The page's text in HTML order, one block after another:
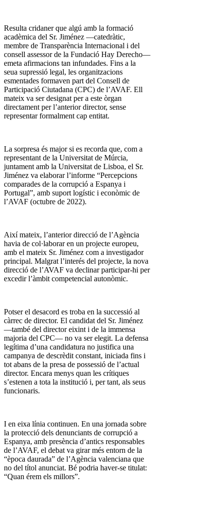
Resulta cridaner que algú amb la formació
acadèmica del Sr. Jiménez —catedràtic,
membre de Transparència Internacional i del
consell assessor de la Fundació Hay Derecho—
emeta afirmacions tan infundades. Fins a la
seua supressió legal, les organitzacions
esmentades formaven part del Consell de
Participació Ciutadana (CPC) de l’AVAF. Ell
mateix va ser designat per a este òrgan
directament per l’anterior director, sense
representar formalment cap entitat.
La sorpresa és major si es recorda que, com a
representant de la Universitat de Múrcia,
juntament amb la Universitat de Lisboa, el Sr.
Jiménez va elaborar l’informe “Percepcions
comparades de la corrupció a Espanya i
Portugal”, amb suport logístic i econòmic de
l’AVAF (octubre de 2022).
Així mateix, l’anterior direcció de l’Agència
havia de col·laborar en un projecte europeu,
amb el mateix Sr. Jiménez com a investigador
principal. Malgrat l’interés del projecte, la nova
direcció de l’AVAF va declinar participar-hi per
excedir l’àmbit competencial autonòmic.
Potser el desacord es troba en la successió al
càrrec de director. El candidat del Sr. Jiménez
—també del director eixint i de la immensa
majoria del CPC— no va ser elegit. La defensa
legítima d’una candidatura no justifica una
campanya de descrèdit constant, iniciada fins i
tot abans de la presa de possessió de l’actual
director. Encara menys quan les crítiques
s’estenen a tota la institució i, per tant, als seus
funcionaris.
I en eixa línia continuen. En una jornada sobre
la protecció dels denunciants de corrupció a
Espanya, amb presència d’antics responsables
de l’AVAF, el debat va girar més entorn de la
“època daurada” de l’Agència valenciana que
no del títol anunciat. Bé podria haver-se titulat:
“Quan érem els millors”.